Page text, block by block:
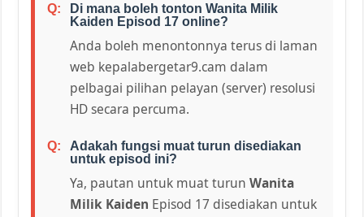
Di mana boleh tonton Wanita Milik
Kaiden Episod 17 online?
Anda boleh menontonnya terus di laman
web kepalabergetar9.cam dalam
pelbagai pilihan pelayan (server) resolusi
HD secara percuma.
Adakah fungsi muat turun disediakan
untuk episod ini?
Ya, pautan untuk muat turunWanita
Milik Kaiden Episod 17 disediakan untuk